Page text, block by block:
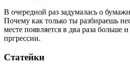
В очередной раз задумалась о
Почему как только ты разбираешь
месте появляется в два раза больше
пргрессии.
Статейки